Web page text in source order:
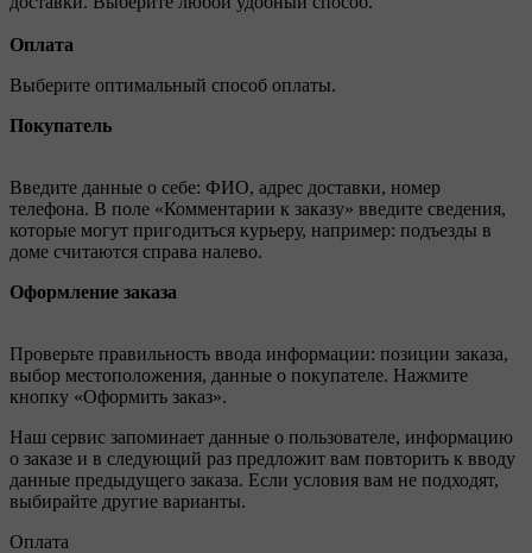
Оплата
Выберите оптимальный способ оплаты.
Покупатель
Введите данные о себе: ФИО, адрес доставки, номер
телефона. В поле «Комментарии к заказу» введите сведения,
которые могут пригодиться курьеру, например: подъезды в
доме считаются справа налево.
Оформление заказа
Проверьте правильность ввода информации: позиции заказа,
выбор местоположения, данные о покупателе. Нажмите
кнопку «Оформить заказ».
Наш сервис запоминает данные о пользователе, информацию
о заказе и в следующий раз предложит вам повторить к вводу
данные предыдущего заказа. Если условия вам не подходят,
выбирайте другие варианты.
Оплата